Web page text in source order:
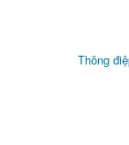
Thông